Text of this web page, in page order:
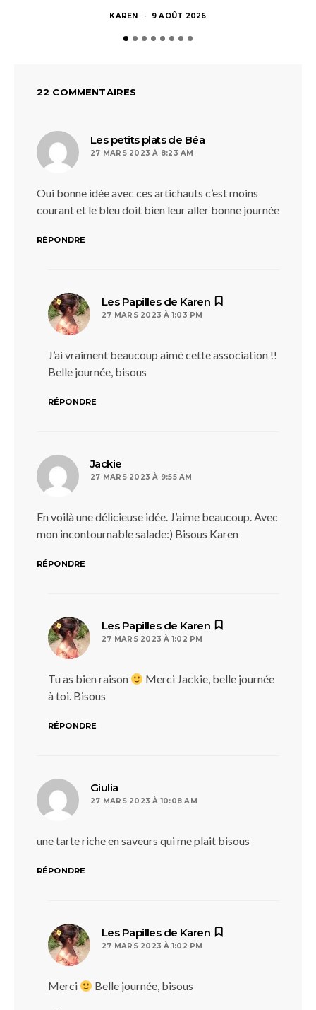
KAREN 9 AOÛT 2026
22 COMMENTAIRES
Les petits plats de Béa
27 MARS 2023 À 8:23 AM
Oui bonne idée avec ces artichauts c’est moins
courant et le bleu doit bien leur aller bonne journée
RÉPONDRE
Les Papilles de Karen
27 MARS 2023 À 1:03 PM
J’ai vraiment beaucoup aimé cette association !!
Belle journée, bisous
RÉPONDRE
Jackie
27 MARS 2023 À 9:55 AM
En voilà une délicieuse idée. J’aime beaucoup. Avec
mon incontournable salade:) Bisous Karen
RÉPONDRE
Les Papilles de Karen
27 MARS 2023 À 1:02 PM
Tu as bien raison
Merci Jackie, belle journée
à toi. Bisous
RÉPONDRE
Giulia
27 MARS 2023 À 10:08 AM
une tarte riche en saveurs qui me plait bisous
RÉPONDRE
Les Papilles de Karen
27 MARS 2023 À 1:02 PM
Merci Belle journée, bisous